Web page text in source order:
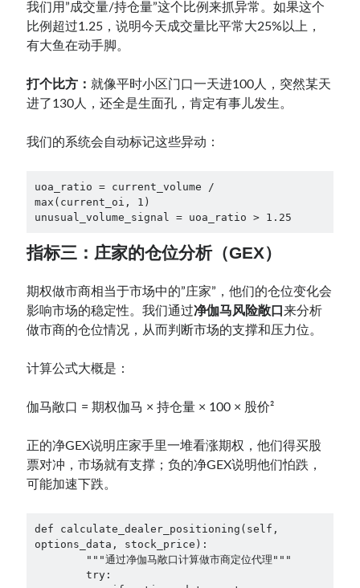
我们用”成交量/持仓量”这个比例来抓异常。如果这个
比例超过1.25，说明今天成交量比平常大25%以上，
有大鱼在动手脚。
打个比方：就像平时小区门口一天进100人，突然某天
进了130人，还全是生面孔，肯定有事儿发生。
我们的系统会自动标记这些异动：
uoa_ratio = current_volume /
max(current_oi, 1)
unusual_volume_signal = uoa_ratio > 1.25
指标三：庄家的仓位分析（GEX）
期权做市商相当于市场中的”庄家”，他们的仓位变化会
影响市场的稳定性。我们通过净伽马风险敞口来分析
做市商的仓位情况，从而判断市场的支撑和压力位。
计算公式大概是：
伽马敞口 = 期权伽马 × 持仓量 × 100 × 股价²
正的净GEX说明庄家手里一堆看涨期权，他们得买股
票对冲，市场就有支撑；负的净GEX说明他们怕跌，
可能加速下跌。
def calculate_dealer_positioning(self,
options_data, stock_price):
"""通过净伽马敞口计算做市商定位代理"""
try: